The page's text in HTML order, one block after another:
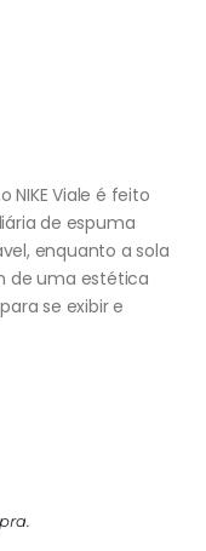
NIKE Viale é feito
de espuma
enquanto a sola
de uma estética
se exibir e